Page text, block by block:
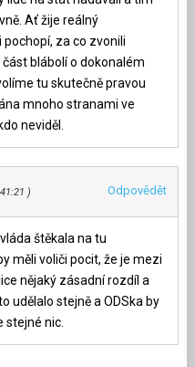
Ať žije reálný
za co zvonili
blábolí o dokonalém
tu skutečně pravou
mnoho stranami ve
neviděl.
Odpovědět
štěkala na tu
měli voliči pocit, že je mezi
nějaký zásadní rozdíl a
udělalo stejně a ODSka by
stejné nic.